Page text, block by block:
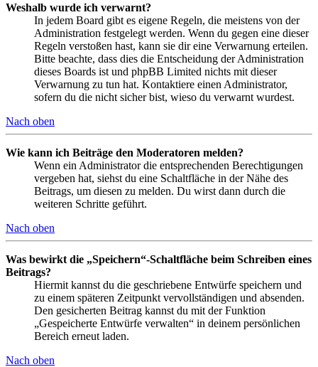
Weshalb wurde ich verwarnt?
In jedem Board gibt es eigene Regeln, die meistens von der
Administration festgelegt werden. Wenn du gegen eine dieser
Regeln verstoßen hast, kann sie dir eine Verwarnung erteilen.
Bitte beachte, dass dies die Entscheidung der Administration
dieses Boards ist und phpBB Limited nichts mit dieser
Verwarnung zu tun hat. Kontaktiere einen Administrator,
sofern du die nicht sicher bist, wieso du verwarnt wurdest.
Nach oben
Wie kann ich Beiträge den Moderatoren melden?
Wenn ein Administrator die entsprechenden Berechtigungen
vergeben hat, siehst du eine Schaltfläche in der Nähe des
Beitrags, um diesen zu melden. Du wirst dann durch die
weiteren Schritte geführt.
Nach oben
Was bewirkt die „Speichern“-Schaltfläche beim Schreiben eines
Beitrags?
Hiermit kannst du die geschriebene Entwürfe speichern und
zu einem späteren Zeitpunkt vervollständigen und absenden.
Den gesicherten Beitrag kannst du mit der Funktion
„Gespeicherte Entwürfe verwalten“ in deinem persönlichen
Bereich erneut laden.
Nach oben